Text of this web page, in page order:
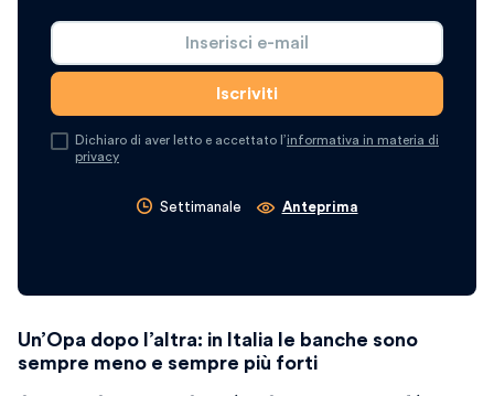
Dichiaro di aver letto e accettato l’informativa in materia di
privacy
Settimanale Anteprima
Un’Opa dopo l’altra: in Italia le banche sono
sempre meno e sempre più forti